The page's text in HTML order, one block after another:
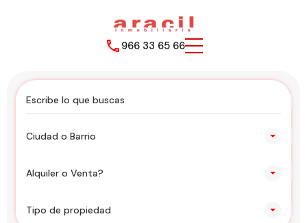
966 33 65 66
Ciudad o Barrio
Alquiler o Venta?
Tipo de propiedad